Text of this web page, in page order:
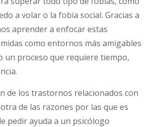
a volar o la fobia social. Gracias a
aprender a enfocar estas
como entornos más amigables
un proceso que requiere tiempo,
de los trastornos relacionados con
de las razones por las que es
pedir ayuda a un psicólogo